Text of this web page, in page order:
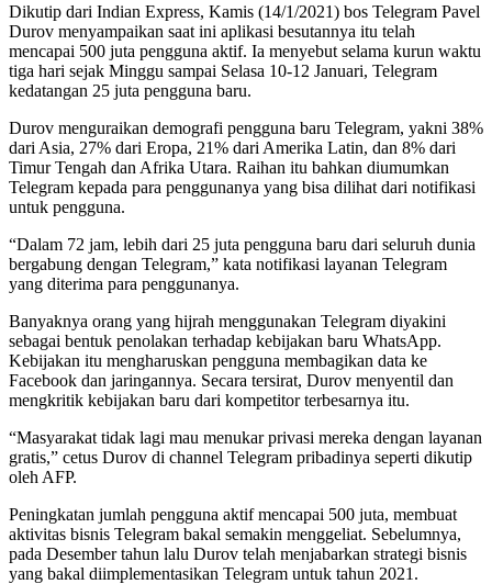
Dikutip dari Indian Express, Kamis (14/1/2021) bos Telegram Pavel
Durov menyampaikan saat ini aplikasi besutannya itu telah
mencapai 500 juta pengguna aktif. Ia menyebut selama kurun waktu
tiga hari sejak Minggu sampai Selasa 10-12 Januari, Telegram
kedatangan 25 juta pengguna baru.
Durov menguraikan demografi pengguna baru Telegram, yakni 38%
dari Asia, 27% dari Eropa, 21% dari Amerika Latin, dan 8% dari
Timur Tengah dan Afrika Utara. Raihan itu bahkan diumumkan
Telegram kepada para penggunanya yang bisa dilihat dari notifikasi
untuk pengguna.
“Dalam 72 jam, lebih dari 25 juta pengguna baru dari seluruh dunia
bergabung dengan Telegram,” kata notifikasi layanan Telegram
yang diterima para penggunanya.
Banyaknya orang yang hijrah menggunakan Telegram diyakini
sebagai bentuk penolakan terhadap kebijakan baru WhatsApp.
Kebijakan itu mengharuskan pengguna membagikan data ke
Facebook dan jaringannya. Secara tersirat, Durov menyentil dan
mengkritik kebijakan baru dari kompetitor terbesarnya itu.
“Masyarakat tidak lagi mau menukar privasi mereka dengan layanan
gratis,” cetus Durov di channel Telegram pribadinya seperti dikutip
oleh AFP.
Peningkatan jumlah pengguna aktif mencapai 500 juta, membuat
aktivitas bisnis Telegram bakal semakin menggeliat. Sebelumnya,
pada Desember tahun lalu Durov telah menjabarkan strategi bisnis
yang bakal diimplementasikan Telegram untuk tahun 2021.